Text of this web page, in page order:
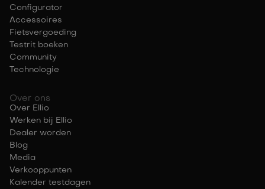
Configurator
Accessoires
Fietsvergoeding
Testrit boeken
Community
Technologie
Over ons
Over Ellio
Werken bij Ellio
Dealer worden
Blog
Media
Verkooppunten
Kalender testdagen